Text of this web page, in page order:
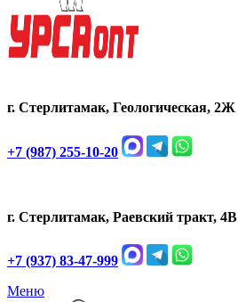
г. Стерлитамак, Геологическая, 2Ж
+7 (987) 255-10-20
г. Стерлитамак, Раевский тракт, 4В
+7 (937) 83-47-999
Меню